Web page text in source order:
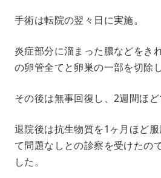
手術は転院の翌々日に実施。
炎症部分に溜まった膿などをき
の卵管全てと卵巣の一部を切除
その後は無事回復し、2週間ほど
退院後は抗生物質を1ヶ月ほど
て問題なしとの診察を受けたの
した。